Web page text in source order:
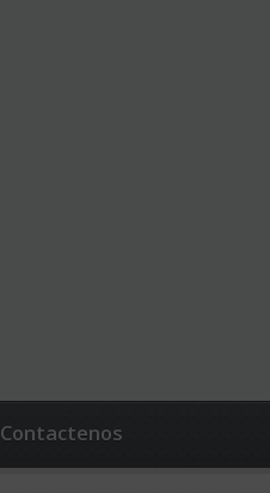
Contactenos